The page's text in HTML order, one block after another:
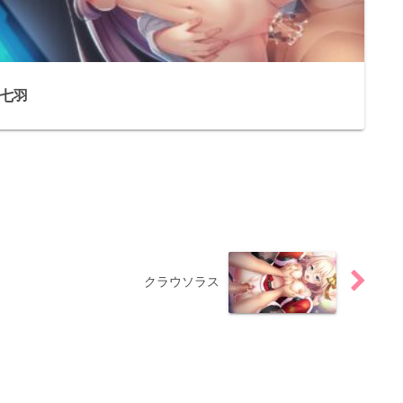
七羽
クラウソラス